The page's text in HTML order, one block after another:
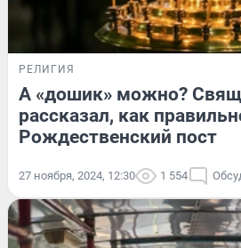
РЕЛИГИЯ
А «дошик» можно?
рассказал, как
Рождественский пост
27 ноября, 2024, 12:30 1 554